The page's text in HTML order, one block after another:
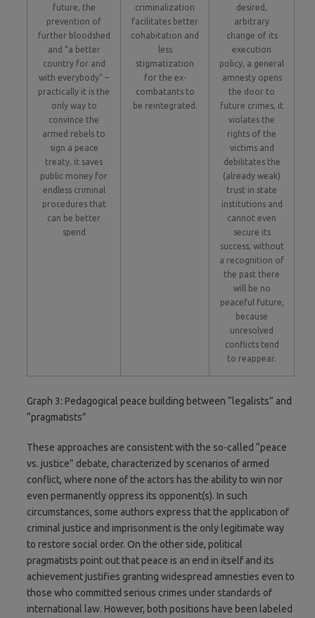
future, the
prevention of
further bloodshed
and “a better
country for and
with everybody” –
practically it is the
only way to
convince the
armed rebels to
sign a peace
treaty, it saves
public money for
endless criminal
procedures that
can be better
spend
criminalization
facilitates better
cohabitation and
less
stigmatization
for the ex-
combatants to
be reintegrated.
desired,
arbitrary
change of its
execution
policy, a general
amnesty opens
the door to
future crimes, it
violates the
rights of the
victims and
debilitates the
(already weak)
trust in state
institutions and
cannot even
secure its
success, without
a recognition of
the past there
will be no
peaceful future,
because
unresolved
conflicts tend
to reappear.
Graph 3: Pedagogical peace building between “legalists” and
“pragmatists”
These approaches are consistent with the so-called “peace
vs. justice” debate, characterized by scenarios of armed
conflict, where none of the actors has the ability to win nor
even permanently oppress its opponent(s). In such
circumstances, some authors express that the application of
criminal justice and imprisonment is the only legitimate way
to restore social order. On the other side, political
pragmatists point out that peace is an end in itself and its
achievement justifies granting widespread amnesties even to
those who committed serious crimes under standards of
international law. However, both positions have been labeled